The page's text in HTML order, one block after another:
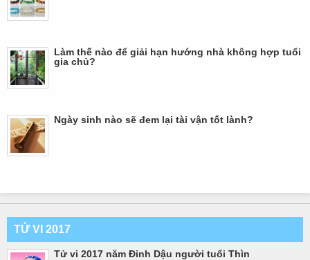
Làm thế nào để giải hạn hướng nhà không hợp tuổi
gia chủ?
Ngày sinh nào sẽ đem lại tài vận tốt lành?
TỬ VI 2017
Tử vi 2017 năm Đinh Dậu người tuổi Thìn